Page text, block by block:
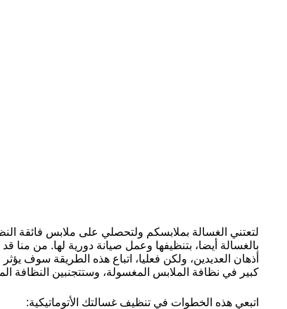
لتعتني الغسالة بملابسكم ولتحصلي على ملابس فائقة
بالغسالة أيضا، بتنظيفها وعمل صيانة دورية لها. من منا
أذهان العديدين، ولكن فعليا، اتباع هذه الطريقة سوف
كبير في نظافة الملابس المغسولة، وستتجنبين النظافة
اتبعي هذه الخطوات في تنظيف غسالتك الأتوماتيكية: